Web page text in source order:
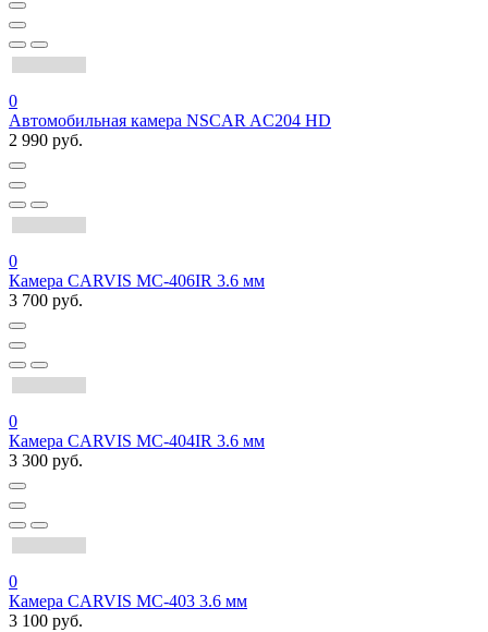
0
Автомобильная камера NSCAR AC204 HD
2 990 руб.
0
Камера CARVIS MC-406IR 3.6 мм
3 700 руб.
0
Камера CARVIS MC-404IR 3.6 мм
3 300 руб.
0
Камера CARVIS MC-403 3.6 мм
3 100 руб.